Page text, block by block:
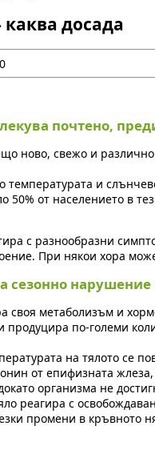
досада
почтено,
ново, свежо и
температурата и
50% от населението в
с разнообразни
При някои хора
сезонно
своя метаболизъм и
по-големи
на тялото се
от епифизната
организма не
реагира с
промени в кръвното